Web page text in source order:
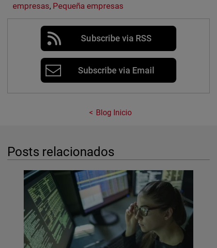
empresas, Pequeña empresas
Subscribe via RSS
Subscribe via Email
Blog Inicio
Posts relacionados